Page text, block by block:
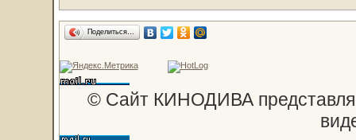
Поделиться…
© Сайт КИНОДИВА